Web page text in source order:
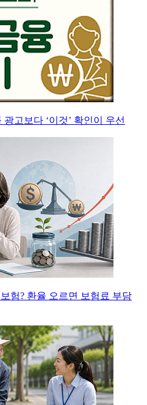
광고보다 ‘이것’ 확인이 우선
험? 환율 오르면 보험료 부담